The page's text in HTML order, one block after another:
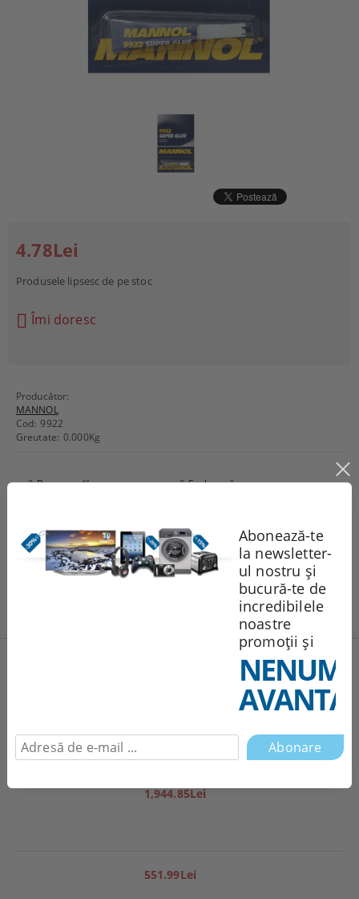
Producător:
MANNOL
Cod: 9922
Greutate: 0.000Kg
Recomandă Evaluează
4.78Lei
Produsele lipsesc de pe stoc
Îmi doresc
Comentarii
1,944.85Lei
551.99Lei
Abonează-te
la newsletter-
ul nostru și
bucură-te de
incredibilele
noastre
promoții și